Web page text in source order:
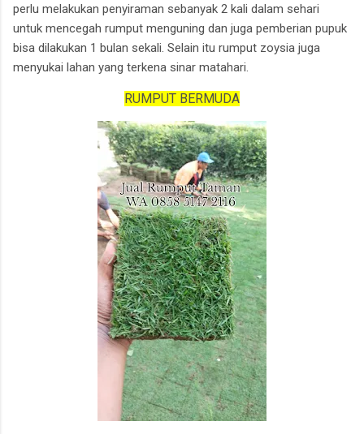
perlu melakukan penyiraman sebanyak 2 kali dalam sehari
untuk mencegah rumput menguning dan juga pemberian pupuk
bisa dilakukan 1 bulan sekali. Selain itu rumput zoysia juga
menyukai lahan yang terkena sinar matahari.
RUMPUT BERMUDA